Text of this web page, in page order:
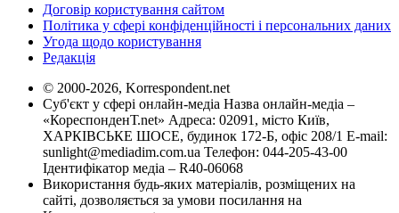
Договір користування сайтом
Політика у сфері конфіденційності і персональних даних
Угода щодо користування
Редакція
© 2000-2026, Korrespondent.net
Суб'єкт у сфері онлайн-медіа Назва онлайн-медіа –
«КореспонденТ.net» Адреса: 02091, місто Київ,
ХАРКІВСЬКЕ ШОСЕ, будинок 172-Б, офіс 208/1 E-mail:
sunlight@mediadim.com.ua Телефон: 044-205-43-00
Ідентифікатор медіа – R40-06068
Використання будь-яких матеріалів, розміщених на
сайті, дозволяється за умови посилання на